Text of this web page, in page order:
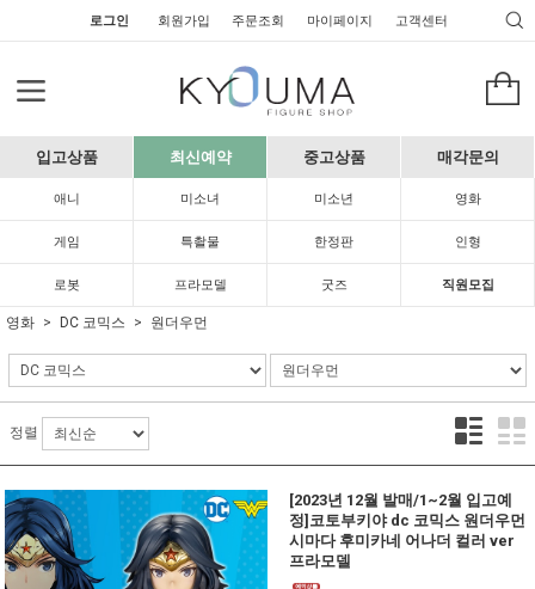
로그인 회원가입 주문조회 마이페이지 고객센터
입고상품 최신예약 중고상품 매각문의
애니 미소녀 미소년 영화
게임 특촬물 한정판 인형
로봇 프라모델 굿즈 직원모집
영화 DC 코믹스 원더우먼
정렬
[2023년 12월 발매/1~2월 입고예
정]코토부키야 dc 코믹스 원더우먼
시마다 후미카네 어나더 컬러 ver
프라모델